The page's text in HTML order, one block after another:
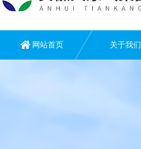
网站首页 关于我们